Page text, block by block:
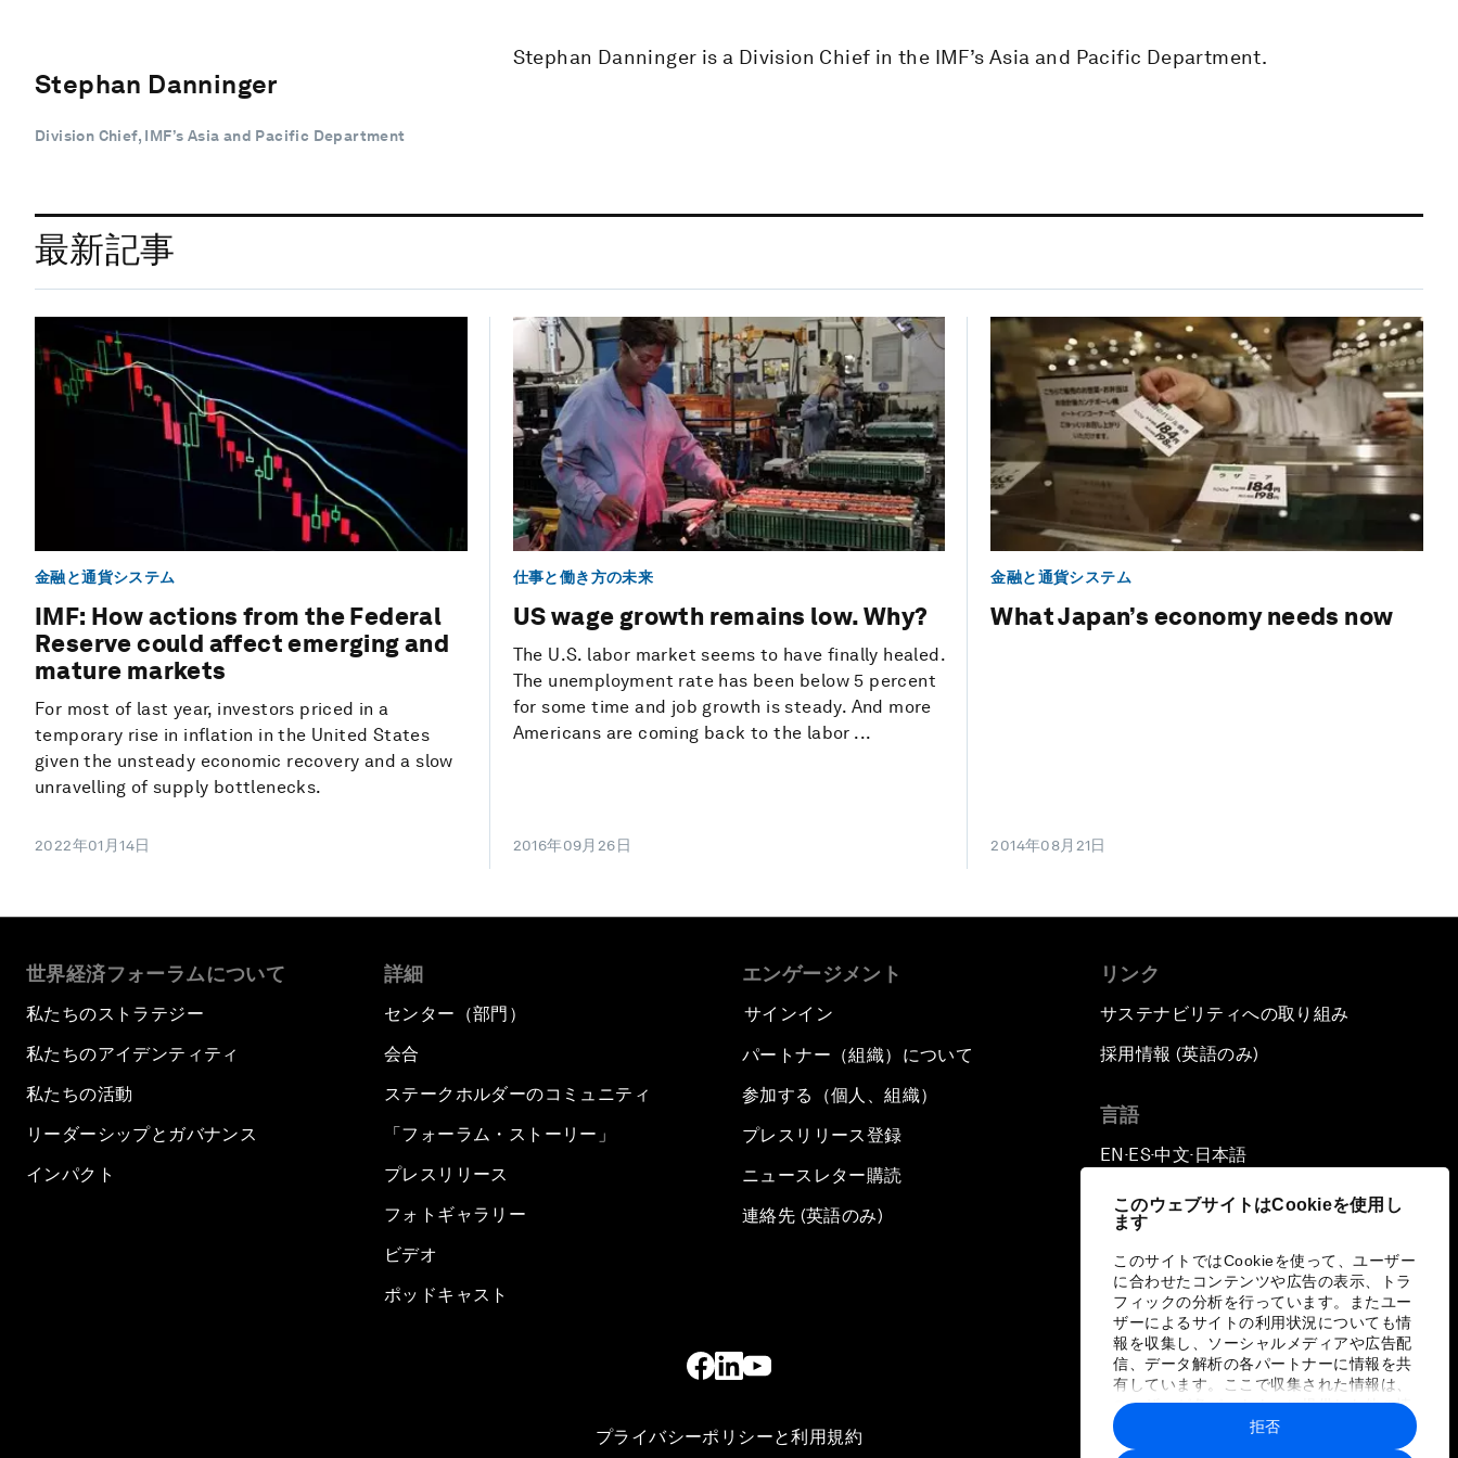
このウェブサイトはCookieを使用し
ます
このサイトではCookieを使って、ユーザー
に合わせたコンテンツや広告の表示、トラ
フィックの分析を行っています。またユー
ザーによるサイトの利用状況についても情
報を収集し、ソーシャルメディアや広告配
信、データ解析の各パートナーに情報を共
有しています。ここで収集された情報は、
ユーザーが各パートナーに提供した他の情
報や各パートナーのサービスを使用した際
に収集された情報と組み合わされ、各パー
拒否
Stephan Danninger
Division Chief, IMF’s Asia and Pacific Department
Stephan Danninger is a Division Chief in the IMF’s Asia and Pacific Department.
最新記事
金融と通貨システム
IMF: How actions from the Federal
Reserve could affect emerging and
mature markets
For most of last year, investors priced in a
temporary rise in inflation in the United States
given the unsteady economic recovery and a slow
unravelling of supply bottlenecks.
2022年01月14日
仕事と働き方の未来
US wage growth remains low. Why?
The U.S. labor market seems to have finally healed.
The unemployment rate has been below 5 percent
for some time and job growth is steady. And more
Americans are coming back to the labor ...
2016年09月26日
金融と通貨システム
What Japan’s economy needs now
2014年08月21日
世界経済フォーラムについて
私たちのストラテジー
私たちのアイデンティティ
私たちの活動
リーダーシップとガバナンス
インパクト
詳細
センター（部門）
会合
ステークホルダーのコミュニティ
「フォーラム・ストーリー」
プレスリリース
フォトギャラリー
ビデオ
ポッドキャスト
エンゲージメント
サインイン
パートナー（組織）について
参加する（個人、組織）
プレスリリース登録
ニュースレター購読
連絡先 (英語のみ)
リンク
サステナビリティへの取り組み
採用情報 (英語のみ)
言語
EN ▪ ES▪中文▪ 日本語
プライバシーポリシーと利用規約